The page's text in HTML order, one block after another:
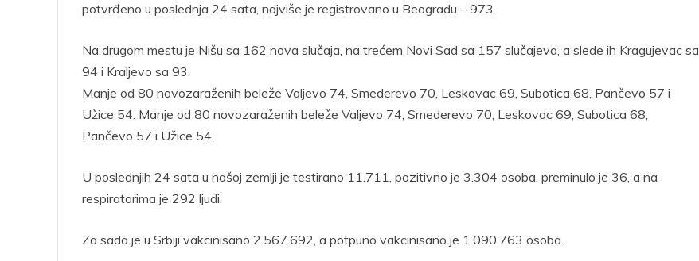
potvrđeno u poslednja 24 sata, najviše je registrovano u Beogradu – 973.
Na drugom mestu je Nišu sa 162 nova slučaja, na trećem Novi Sad sa 157 slučajeva, a slede ih Kragujevac sa
94 i Kraljevo sa 93.
Manje od 80 novozaraženih beleže Valjevo 74, Smederevo 70, Leskovac 69, Subotica 68, Pančevo 57 i
Užice 54. Manje od 80 novozaraženih beleže Valjevo 74, Smederevo 70, Leskovac 69, Subotica 68,
Pančevo 57 i Užice 54.
U poslednjih 24 sata u našoj zemlji je testirano 11.711, pozitivno je 3.304 osoba, preminulo je 36, a na
respiratorima je 292 ljudi.
Za sada je u Srbiji vakcinisano 2.567.692, a potpuno vakcinisano je 1.090.763 osoba.